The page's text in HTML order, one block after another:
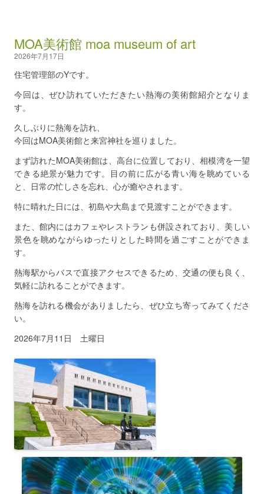
MOA美術館 moa museum of art
2026年7月17日
住宅管理部のYです。
今回は、ぜひ訪れていただきたい熱海の美術館紹介となりま
す。
久しぶりに熱海を訪れ、
今回はMOA美術館と来宮神社を巡りました。
まず訪れたMOA美術館は、高台に位置しており、相模湾を一望
できる絶景が魅力です。目の前に広がる青い海を眺めている
と、日常の忙しさを忘れ、心が癒やされます。
特に晴れた日には、初島や大島まで見渡すことができます。
また、館内にはカフェやレストランも併設されており、美しい
景色を眺めながらゆったりとした時間を過ごすことができま
す。
熱海駅からバスで直接アクセスできるため、交通の便も良く、
気軽に訪れることができます。
熱海を訪れる機会がありましたら、ぜひ立ち寄ってみてくださ
い。
2026年7月11日 土曜日